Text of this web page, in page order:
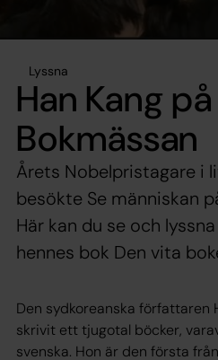
Lyssna
Han Kang på
Bokmässan
Årets Nobelpristagare i
besökte Se människan
Här kan du se och
hennes bok Den vita
Den sydkoreanska författaren
skrivit ett tjugotal böcker,
svenska. Hon är den första